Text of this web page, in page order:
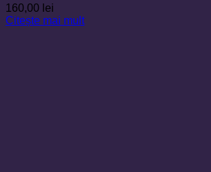
160,00 lei
Citește mai mult